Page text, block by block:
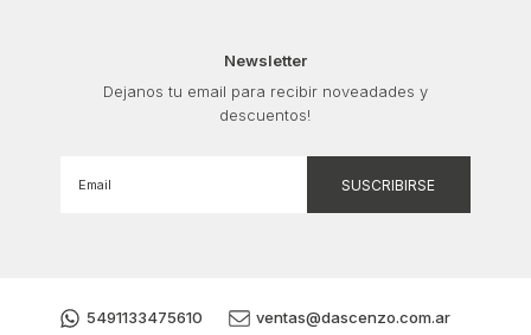
Newsletter
Dejanos tu email para recibir noveadades y
descuentos!
5491133475610
ventas@dascenzo.com.ar